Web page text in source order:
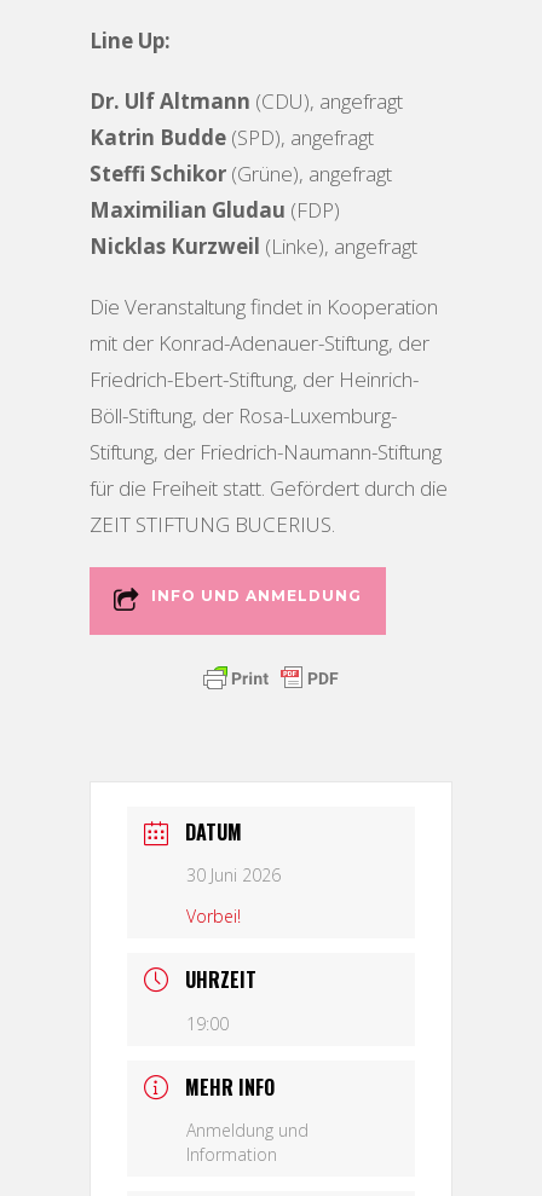
Line Up:
Dr. Ulf Altmann (CDU), angefragt
Katrin Budde (SPD), angefragt
Steffi Schikor (Grüne), angefragt
Maximilian Gludau (FDP)
Nicklas Kurzweil (Linke), angefragt
Die Veranstaltung findet in Kooperation
mit der Konrad-Adenauer-Stiftung, der
Friedrich-Ebert-Stiftung, der Heinrich-
Böll-Stiftung, der Rosa-Luxemburg-
Stiftung, der Friedrich-Naumann-Stiftung
für die Freiheit statt. Gefördert durch die
ZEIT STIFTUNG BUCERIUS.
INFO UND ANMELDUNG
DATUM
30 Juni 2026
Vorbei!
UHRZEIT
19:00
MEHR INFO
Anmeldung und
Information